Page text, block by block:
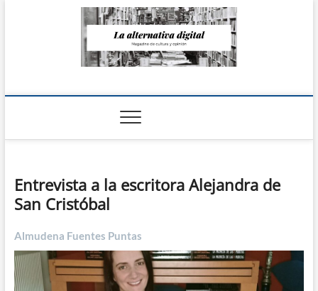
La Alternativa
Entrevista a la escritora Alejandra de
San Cristóbal
Almudena Fuentes Puntas